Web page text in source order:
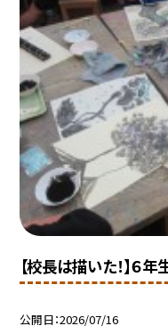
【校長は描いた！】６
公開日 2026/07/16